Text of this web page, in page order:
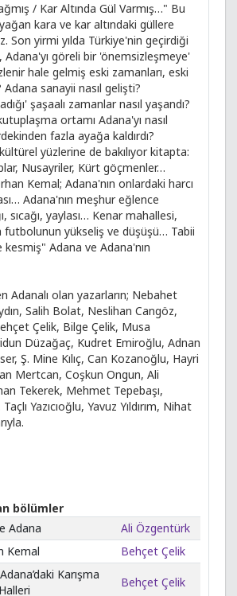
/ Kar Altında Gül Varmış…" Bu
kara ve kar altındaki güllere
Son yirmi yılda Türkiye'nin geçirdiği
göreli bir 'önemsizleşmeye'
hale gelmiş eski zamanları, eski
Adana sanayii nasıl gelişti?
şaşaalı zamanlar nasıl yaşandı?
ortamı Adana'yı nasıl
fazla ayağa kaldırdı?
yüzlerine de bakılıyor kitapta:
Nusayriler, Kürt göçmenler…
Kemal; Adana'nın onlardaki harcı
Adana'nın meşhur eğlence
sıcağı, yaylası… Kenar mahallesi,
futbolunun yükseliş ve düşüşü… Tabii
Adana ve Adana'nın
Adanalı olan yazarların; Nebahet
Salih Bolat, Neslihan Cangöz,
Çelik, Bilge Çelik, Musa
Düzağaç, Kudret Emiroğlu, Adnan
Ş. Mine Kılıç, Can Kozanoğlu, Hayri
Mertcan, Coşkun Ongun, Ali
Tekerek, Mehmet Tepebaşı,
Yazıcıoğlu, Yavuz Yıldırım, Nihat
bölümler
Adana
Ali Özgentürk
Kemal
Behçet Çelik
Karışma
Behçet Çelik